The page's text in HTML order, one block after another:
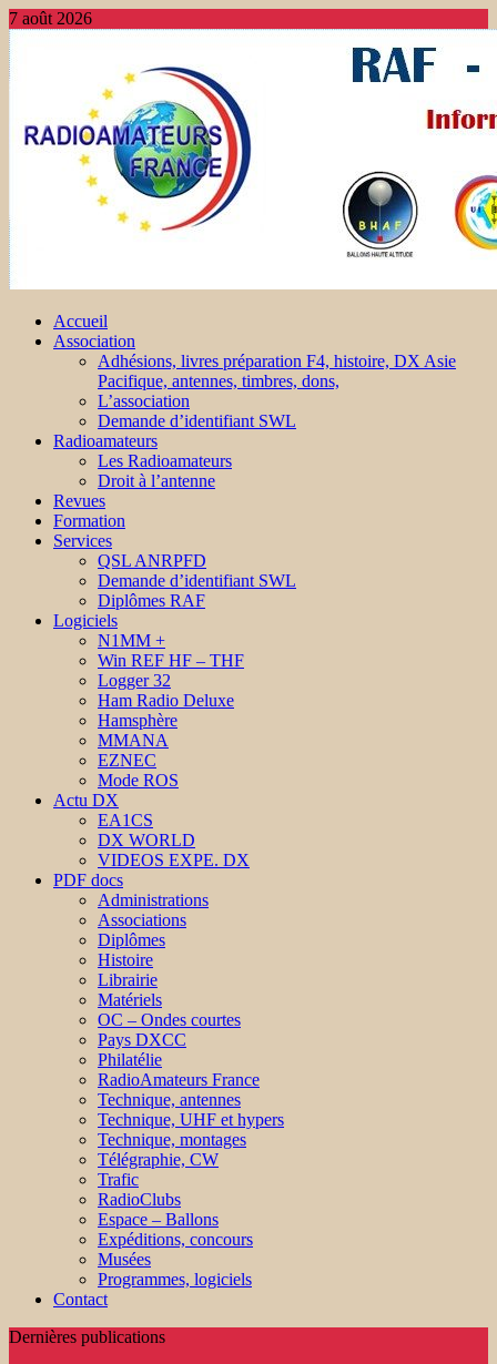
7 août 2026
Accueil
Association
Adhésions, livres préparation F4, histoire, DX Asie
Pacifique, antennes, timbres, dons,
L’association
Demande d’identifiant SWL
Radioamateurs
Les Radioamateurs
Droit à l’antenne
Revues
Formation
Services
QSL ANRPFD
Demande d’identifiant SWL
Diplômes RAF
Logiciels
N1MM +
Win REF HF – THF
Logger 32
Ham Radio Deluxe
Hamsphère
MMANA
EZNEC
Mode ROS
Actu DX
EA1CS
DX WORLD
VIDEOS EXPE. DX
PDF docs
Administrations
Associations
Diplômes
Histoire
Librairie
Matériels
OC – Ondes courtes
Pays DXCC
Philatélie
RadioAmateurs France
Technique, antennes
Technique, UHF et hypers
Technique, montages
Télégraphie, CW
Trafic
RadioClubs
Espace – Ballons
Expéditions, concours
Musées
Programmes, logiciels
Contact
Dernières publications